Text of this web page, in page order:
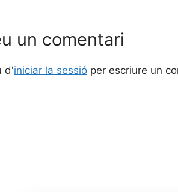
un comentari
d'iniciar la sessió per escriure un